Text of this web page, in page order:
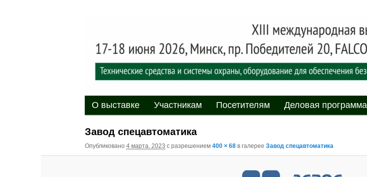
XII международная выставка-
«Центр безопасности»
обеспечения безопасности и противопожарной защиты. 4-5 июня 2025,
Главное меню
Перейти к основному содержимому
Перейти к дополнительному содержимому
О выставке Участникам Посетителям Деловая программа
Завод спецавтоматика
Опубликовано 4 марта, 2023 с разрешением 400 × 68 в галерее Завод спецавтоматика